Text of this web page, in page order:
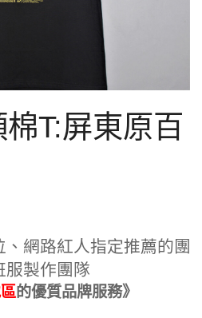
T:屏東原百
網路紅人指定推薦的團
服製作團隊
的優質品牌服務》